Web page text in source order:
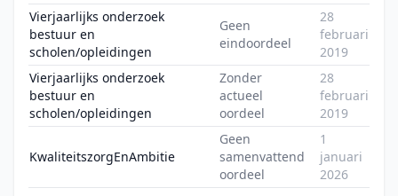
Vierjaarlijks onderzoek
bestuur en
scholen/opleidingen
Geen
eindoordeel
28
februari
2019
Vierjaarlijks onderzoek
bestuur en
scholen/opleidingen
Zonder
actueel
oordeel
28
februari
2019
KwaliteitszorgEnAmbitie
Geen
samenvattend
oordeel
1
januari
2026